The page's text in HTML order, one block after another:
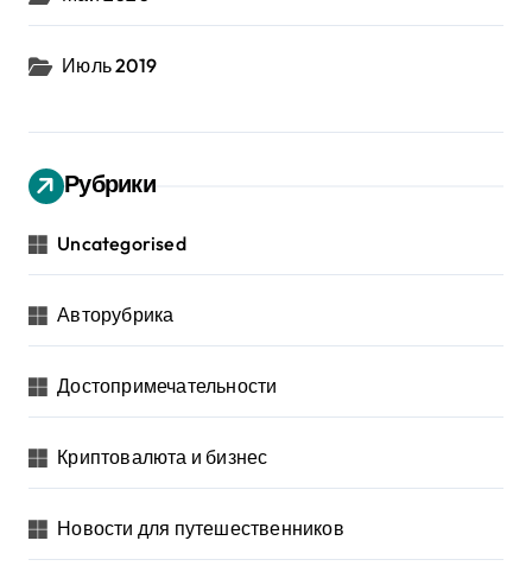
Июль 2019
Рубрики
Uncategorised
Авторубрика
Достопримечательности
Криптовалюта и бизнес
Новости для путешественников